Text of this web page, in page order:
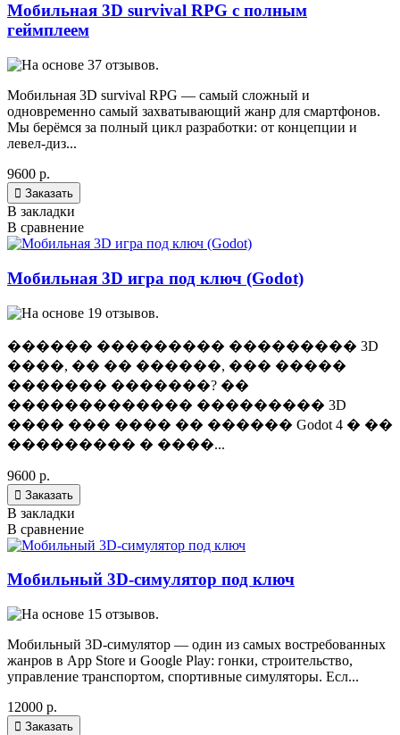
Мобильная 3D survival RPG с полным
геймплеем
Мобильная 3D survival RPG — самый сложный и
одновременно самый захватывающий жанр для смартфонов.
Мы берёмся за полный цикл разработки: от концепции и
левел-диз...
9600 р.
 Заказать
В закладки
В сравнение
Мобильная 3D игра под ключ (Godot)
������ ��������� ��������� 3D
����, �� �� ������, ��� �����
������� �������? ��
������������� ��������� 3D
���� ��� ���� �� ������ Godot 4 � ��
��������� � ����...
9600 р.
 Заказать
В закладки
В сравнение
Мобильный 3D-симулятор под ключ
Мобильный 3D-симулятор — один из самых востребованных
жанров в App Store и Google Play: гонки, строительство,
управление транспортом, спортивные симуляторы. Есл...
12000 р.
 Заказать